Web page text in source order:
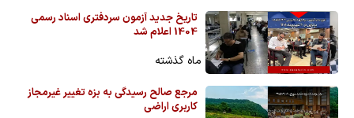
تاریخ جدید آزمون سردفتری اسناد رسمی
1404 اعلام شد
ماه گذشته
مرجع صالح رسیدگی به بزه تغییر غیرمجاز
کاربری اراضی